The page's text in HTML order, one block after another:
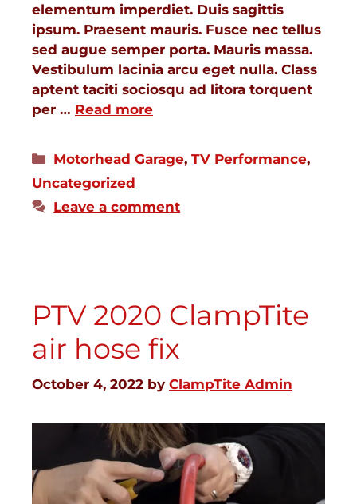
elementum imperdiet. Duis sagittis
ipsum. Praesent mauris. Fusce nec tellus
sed augue semper porta. Mauris massa.
Vestibulum lacinia arcu eget nulla. Class
aptent taciti sociosqu ad litora torquent
per … Read more
Motorhead Garage,TV Performance,
Uncategorized
Leave a comment
PTV 2020 ClampTite
air hose fix
October 4, 2022 by ClampTite Admin